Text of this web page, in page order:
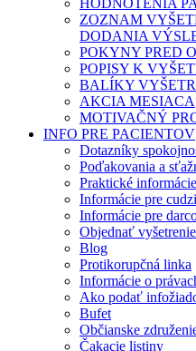
HODNOTENIA
ZOZNAM
DODANIA
POKYNY PRED
POPISY K
BALÍKY
AKCIA MESIACA
MOTIVAČNÝ
INFO PRE PACIENTOV
Dotazníky
Poďakovania a
Praktické informácie
Informácie pre
Informácie pre
Objednať vyšetrenie
Blog
Protikorupčná linka
Informácie o
Ako podať
Bufet
Občianske
Čakacie listiny